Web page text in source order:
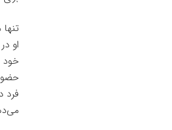
او
خود
فرد